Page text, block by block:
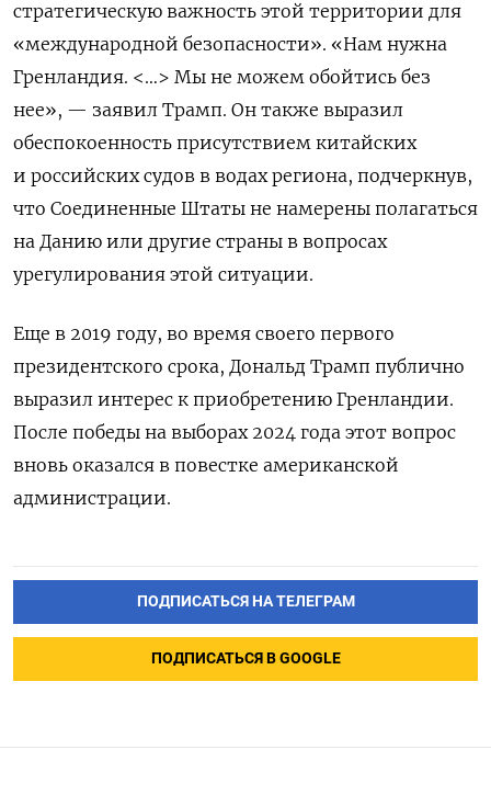
стратегическую важность этой территории для
«международной безопасности». «Нам нужна
Гренландия. <…> Мы не можем обойтись без
нее», — заявил Трамп. Он также выразил
обеспокоенность присутствием китайских
и российских судов в водах региона, подчеркнув,
что Соединенные Штаты не намерены полагаться
на Данию или другие страны в вопросах
урегулирования этой ситуации.
Еще в 2019 году, во время своего первого
президентского срока, Дональд Трамп публично
выразил интерес к приобретению Гренландии.
После победы на выборах 2024 года этот вопрос
вновь оказался в повестке американской
администрации.
ПОДПИСАТЬСЯ НА ТЕЛЕГРАМ
ПОДПИСАТЬСЯ В GOOGLE